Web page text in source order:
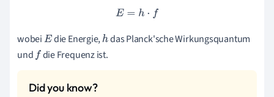
E= h⋅
wobeiE die Energie,hdas Planck'sche Wirkungsquantum
undf die Frequenz ist.